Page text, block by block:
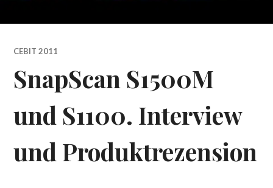
CEBIT 2011
SnapScan S1500M
und S1100. Interview
und Produktrezension